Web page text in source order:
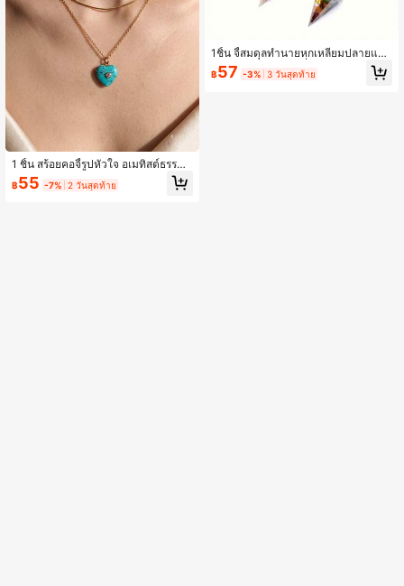
1 ชิ้น สร้อยคอจี้รูปหัวใจ อเมทิสต์ธรรมช
าติ อเวนทูรีนสีเขียว คริสตัลไรน์สโตน เ
ครื่องประดับสำหรับผู้หญิง
฿55 -7% 2 วันสุดท้าย
1ชิ้น จี้สมดุลทำนายหกเหลี่ยมปลายแหล
มวินเทจ, สร้อยคอเครื่องประดับหินเรซิน
คริสตัลลาพิสลาซูลีอเมทิสต์
฿57 -3% 3 วันสุดท้าย